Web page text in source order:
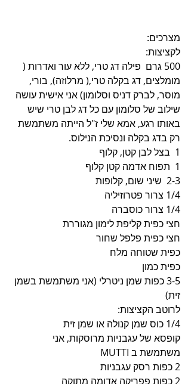
מצרכים:
לקציצות:
500 גרם  פילה דג טרי, ללא עור ואדרות (
מומלצים, דג בקלה טרי,( מרלוזה), בורי,
מוסר, לברק דניס וסלומון) אני אישית עושה
שילוב של סלומון עם כל דג לבן טרי שיש
באותו רגע, אמא שלי ז"ל הייתה משתמשת
רק בדג בקלה ונסיכת הנילוס.
1  בצל לבן קטן, קלוף
1  תפוח אדמה קטן קלוף
2-3  שיני שום, קלופות
1/4 צרור פטרוזיליה
1/4 צרור כוסברה
חצי כפית קליפת לימון מגוררת
חצי כפית פלפל שחור
כפית שטוחה מלח
כפית כמון
3-5 כפות שמן ניטרלי (אני משתמשת בשמן
זית)
לרוטב הקציצות:
1/4 כוס שמן קנולה או שמן זית
קופסא של עגבניות מרוסקות, אני
משתמשת ב MUTTI
2 כפות רסק עגבניות
2 כפות פפריקה אדומה מתוקה